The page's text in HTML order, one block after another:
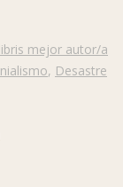
mejor autor/a
, Desastre